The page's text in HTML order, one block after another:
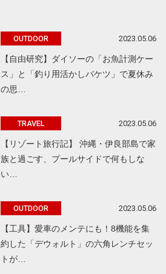
OUTDOOR 2023.05.06
【自由研究】ダイソーの「お魚計測ケー
ス」と「釣り用活かしバケツ」で夏休み
の思…
TRAVEL 2023.05.06
【リゾート旅行記】 沖縄・伊良部島で家
族と過ごす、プールサイドで何もしな
い…
OUTDOOR 2023.05.06
【工具】愛車のメンテにも！8機能を集
約した「デウォルト」の六角レンチセッ
トが…